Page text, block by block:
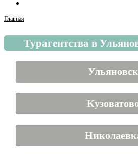
Главная
Турагентства в
Ульяновск